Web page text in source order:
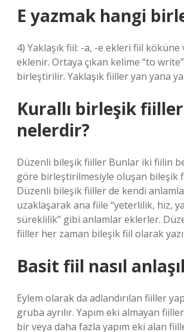
E yazmak hangi
4) Yaklaşık fiil: -a, -e ekleri fiil
eklenir. Ortaya çıkan kelime “to
birleştirilir. Yaklaşık fiiller yan yana
Kurallı birleşik fiiller
nelerdir?
Düzenli bileşik fiiller Bunlar iki fiilin
göre birleştirilmesiyle oluşan bileşik
Düzenli bileşik fiiller de kendi
uzaklaşarak ana fiile “yeterlilik, hız,
süreklilik” gibi anlamlar eklerler.
fiiller her zaman bileşik fiil olarak
Basit fiil nasıl
Eylem olarak da adlandırılan fiiller
gruba ayrılır. Yapım eki almayan
bir veya daha fazla yapım eki alan